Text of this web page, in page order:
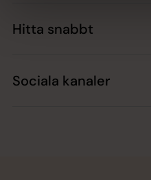
Hitta snabbt
Sociala kanaler